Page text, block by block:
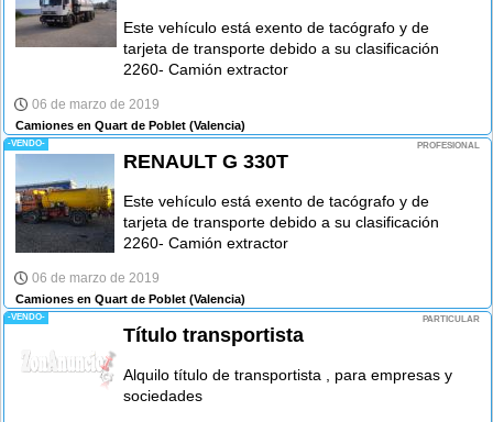
Este vehículo está exento de tacógrafo y de
tarjeta de transporte debido a su clasificación
2260- Camión extractor
06 de marzo de 2019
Camiones en Quart de Poblet (Valencia)
-VENDO- PROFESIONAL
RENAULT G 330T
Este vehículo está exento de tacógrafo y de
tarjeta de transporte debido a su clasificación
2260- Camión extractor
06 de marzo de 2019
Camiones en Quart de Poblet (Valencia)
-VENDO- PARTICULAR
Título transportista
Alquilo título de transportista , para empresas y
sociedades